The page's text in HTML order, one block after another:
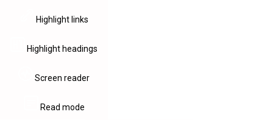
Highlight links
Highlight headings
Screen reader
Read mode